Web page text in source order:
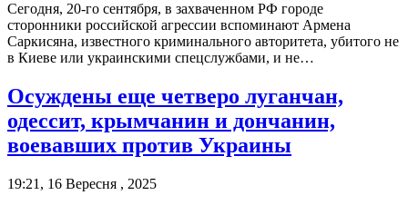
Сегодня, 20-го сентября, в захваченном РФ городе
сторонники российской агрессии вспоминают Армена
Саркисяна, известного криминального авторитета, убитого не
в Киеве или украинскими спецслужбами, и не…
Осуждены еще четверо луганчан,
одессит, крымчанин и дончанин,
воевавших против Украины
19:21, 16 Вересня , 2025